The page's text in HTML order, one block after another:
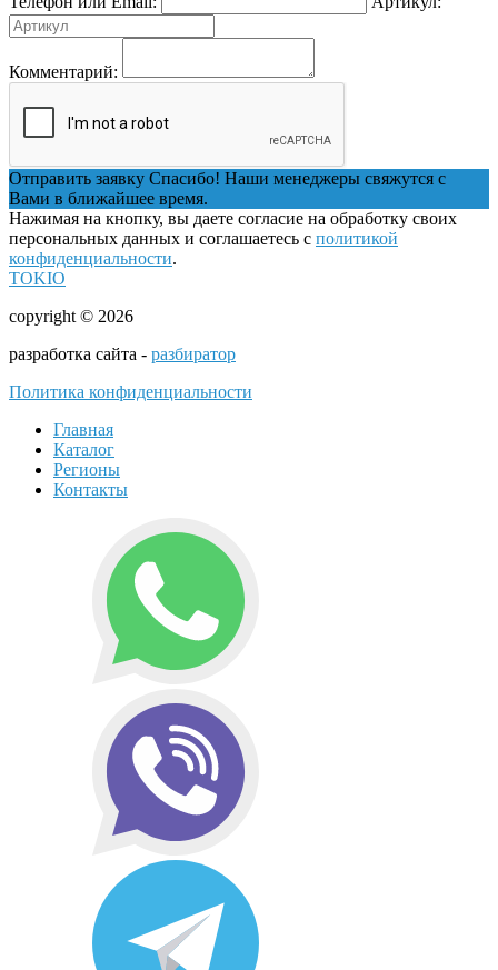
Комментарий:
Отправить заявку Спасибо! Наши менеджеры свяжутся с
Вами в ближайшее время.
Нажимая на кнопку, вы даете согласие на обработку своих
персональных данных и соглашаетесь с политикой
конфиденциальности.
TOKIO
copyright © 2026
разработка сайта - разбиратор
Политика конфиденциальности
Главная
Каталог
Регионы
Контакты